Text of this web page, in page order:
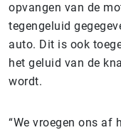
opvangen van de
tegengeluid
auto. Dit is ook
het geluid van de
wordt.
“We vroegen ons af